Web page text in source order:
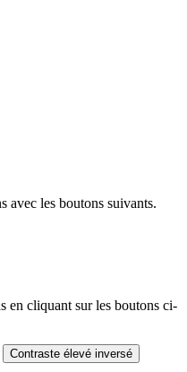
avec les boutons suivants.
en cliquant sur les boutons ci-
Contraste élevé inversé